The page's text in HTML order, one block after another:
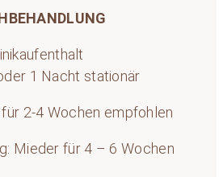
1 Nacht stationär
2-4 Wochen empfohlen
Mieder für 4 – 6 Wochen